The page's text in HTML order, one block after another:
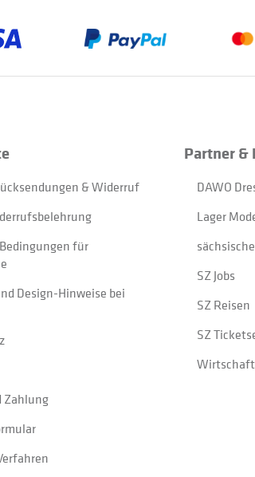
& Widerruf
für
Design-Hinweise bei
Zahlung
Partner &
DAWO
Lager
SZ Jobs
SZ Reisen
SZ